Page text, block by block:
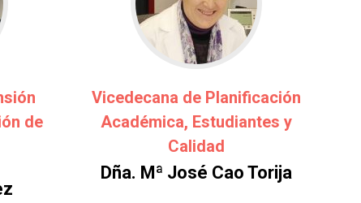
de
Vicedecana de Planificación
Académica, Estudiantes y
Calidad
Dña. Mª José Cao Torija